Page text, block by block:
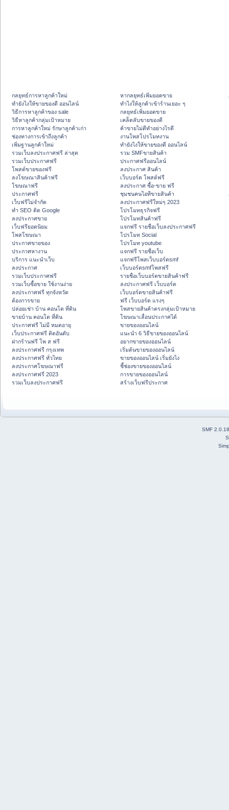
กลยุทธ์การหาลูกค้าใหม่
ทํายังไงให้ขายของดี ออนไลน์
วิธีการหาลูกค้าของ sale
วิธีหาลูกค้ากลุ่มเป้าหมาย
การหาลูกค้าใหม่ รักษาลูกค้าเก่า
ช่องทางการเข้าถึงลูกค้า
เพิ่มฐานลูกค้าใหม่
รวมเว็บลงประกาศฟรี ล่าสุด
รวมเว็บประกาศฟรี
โพสต์ขายของฟรี
ลงโฆษณาสินค้าฟรี
โฆษณาฟรี
ประกาศฟรี
เว็บฟรีไม่จำกัด
ทำ SEO ติด Google
ลงประกาศขาย
เว็บฟรียอดนิยม
โพสโฆษณา
ประกาศขายของ
ประกาศหางาน
บริการ แนะนำเว็บ
ลงประกาศ
รวมเว็บประกาศฟรี
รวมเว็บซื้อขาย ใช้งานง่าย
ลงประกาศฟรี ทุกจังหวัด
ต้องการขาย
ปล่อยเช่า บ้าน คอนโด ที่ดิน
ขายบ้าน คอนโด ที่ดิน
ประกาศฟรี ไม่มี หมดอายุ
เว็บประกาศฟรี ติดอันดับ
ฝากร้านฟรี โพ ส ฟรี
ลงประกาศฟรี กรุงเทพ
ลงประกาศฟรี ทั่วไทย
ลงประกาศโฆษณาฟรี
ลงประกาศฟรี 2023
รวมเว็บลงประกาศฟรี
หากลยุทธ์เพิ่มยอดขาย
ทําไงให้ลูกค้าเข้าร้านเยอะ ๆ
กลยุทธ์เพิ่มยอดขาย
เคล็ดลับขายของดี
ค้าขายไม่ดีทำอย่างไรดี
งานโพสโปรโมทงาน
ทํายังไงให้ขายของดี ออนไลน์
รวม SMFขายสินค้า
ประกาศฟรีออนไลน์
ลงประกาศ สินค้า
เว็บบอร์ด โพสต์ฟรี
ลงประกาศ ซื้อ-ขาย ฟรี
ชุมชนคนไอทีขายสินค้า
ลงประกาศฟรีใหม่ๆ 2023
โปรโมทธุรกิจฟรี
โปรโมทสินค้าฟรี
แจกฟรี รายชื่อเว็บลงประกาศฟรี
โปรโมท Social
โปรโมท youtube
แจกฟรี รายชื่อเว็บ
แจกฟรีโพสเว็บบอร์ดsmf
เว็บบอร์ดsmfโพสฟรี
รายชื่อเว็บบอร์ดขายสินค้าฟรี
ลงประกาศฟรี เว็บบอร์ด
เว็บบอร์ดขายสินค้าฟรี
ฟรี เว็บบอร์ด แรงๆ
โพสขายสินค้าตรงกลุ่มเป้าหมาย
โฆษณาเลื่อนประกาศได้
ขายของออนไลน์
แนะนำ 6 วิธีขายของออนไลน์
อยากขายของออนไลน์
เริ่มต้นขายของออนไลน์
ขายของออนไลน์ เริ่มยังไง
ชี้ช่องขายของออนไลน์
การขายของออนไลน์
สร้างเว็บฟรีประกาศ
SMF 2.0.18